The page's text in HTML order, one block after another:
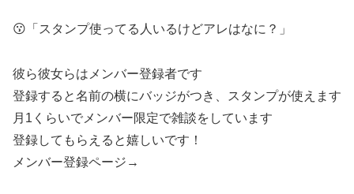
😗「スタンプ使ってる人いるけどアレはなに？」
彼ら彼女らはメンバー登録者です
登録すると名前の横にバッジがつき、スタンプが使えます
月1くらいでメンバー限定で雑談をしています
登録してもらえると嬉しいです！
メンバー登録ページ→